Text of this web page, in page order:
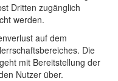
Dritten zugänglich
werden.
auf dem
Die
mit Bereitstellung der
Nutzer über.